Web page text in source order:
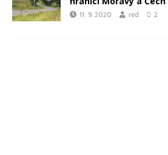
11. 9. 2020 red 2